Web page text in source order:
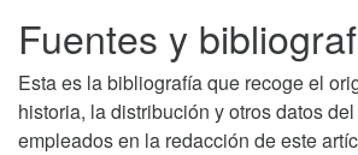
Fuentes y
Esta es la bibliografía que recoge el
historia, la distribución y otros datos
empleados en la redacción de este